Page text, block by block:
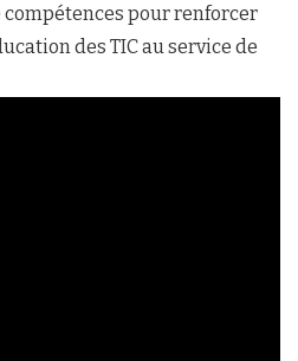
pour renforcer
des TIC au service de